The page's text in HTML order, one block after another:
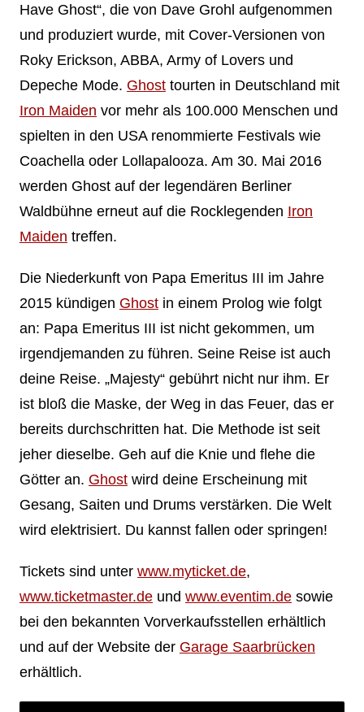
Have Ghost“, die von Dave Grohl aufgenommen
und produziert wurde, mit Cover-Versionen von
Roky Erickson, ABBA, Army of Lovers und
Depeche Mode. Ghosttourten in Deutschland mit
Iron Maiden vor mehr als 100.000 Menschen und
spielten in den USA renommierte Festivals wie
Coachella oder Lollapalooza. Am 30. Mai 2016
werden Ghost auf der legendären Berliner
Waldbühne erneut auf die Rocklegenden Iron
Maiden treffen.
Die Niederkunft von Papa Emeritus III im Jahre
2015 kündigen Ghostin einem Prolog wie folgt
an: Papa Emeritus III ist nicht gekommen, um
irgendjemanden zu führen. Seine Reise ist auch
deine Reise. „Majesty“ gebührt nicht nur ihm. Er
ist bloß die Maske, der Weg in das Feuer, das er
bereits durchschritten hat. Die Methode ist seit
jeher dieselbe. Geh auf die Knie und flehe die
Götter an. Ghostwird deine Erscheinung mit
Gesang, Saiten und Drums verstärken. Die Welt
wird elektrisiert. Du kannst fallen oder springen!
Tickets sind unter www.myticket.de,
www.ticketmaster.deund www.eventim.desowie
bei den bekannten Vorverkaufsstellen erhältlich
und auf der Website der Garage Saarbrücken
erhältlich.